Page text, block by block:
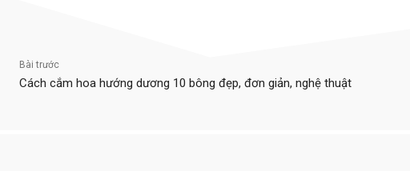
Bài trước
Cách cắm hoa hướng dương 10 bông đẹp, đơn giản, nghệ thuật